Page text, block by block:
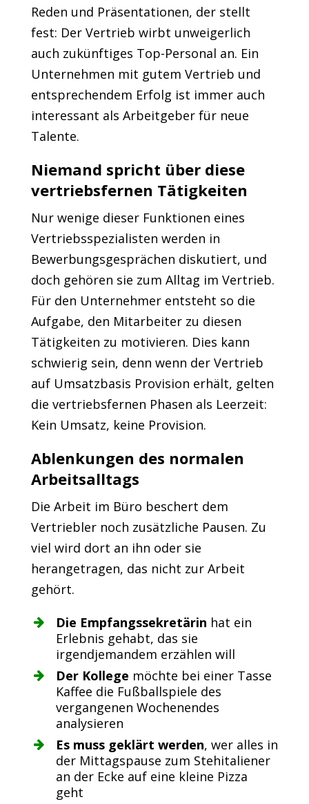
Reden und Präsentationen, der stellt
fest: Der Vertrieb wirbt unweigerlich
auch zukünftiges Top-Personal an. Ein
Unternehmen mit gutem Vertrieb und
entsprechendem Erfolg ist immer auch
interessant als Arbeitgeber für neue
Talente.
Niemand spricht über diese
vertriebsfernen Tätigkeiten
Nur wenige dieser Funktionen eines
Vertriebsspezialisten werden in
Bewerbungsgesprächen diskutiert, und
doch gehören sie zum Alltag im Vertrieb.
Für den Unternehmer entsteht so die
Aufgabe, den Mitarbeiter zu diesen
Tätigkeiten zu motivieren. Dies kann
schwierig sein, denn wenn der Vertrieb
auf Umsatzbasis Provision erhält, gelten
die vertriebsfernen Phasen als Leerzeit:
Kein Umsatz, keine Provision.
Ablenkungen des normalen
Arbeitsalltags
Die Arbeit im Büro beschert dem
Vertriebler noch zusätzliche Pausen. Zu
viel wird dort an ihn oder sie
herangetragen, das nicht zur Arbeit
gehört.
Die Empfangssekretärin hat ein
Erlebnis gehabt, das sie
irgendjemandem erzählen will
Der Kollege möchte bei einer Tasse
Kaffee die Fußballspiele des
vergangenen Wochenendes
analysieren
Es muss geklärt werden, wer alles in
der Mittagspause zum Stehitaliener
an der Ecke auf eine kleine Pizza
geht